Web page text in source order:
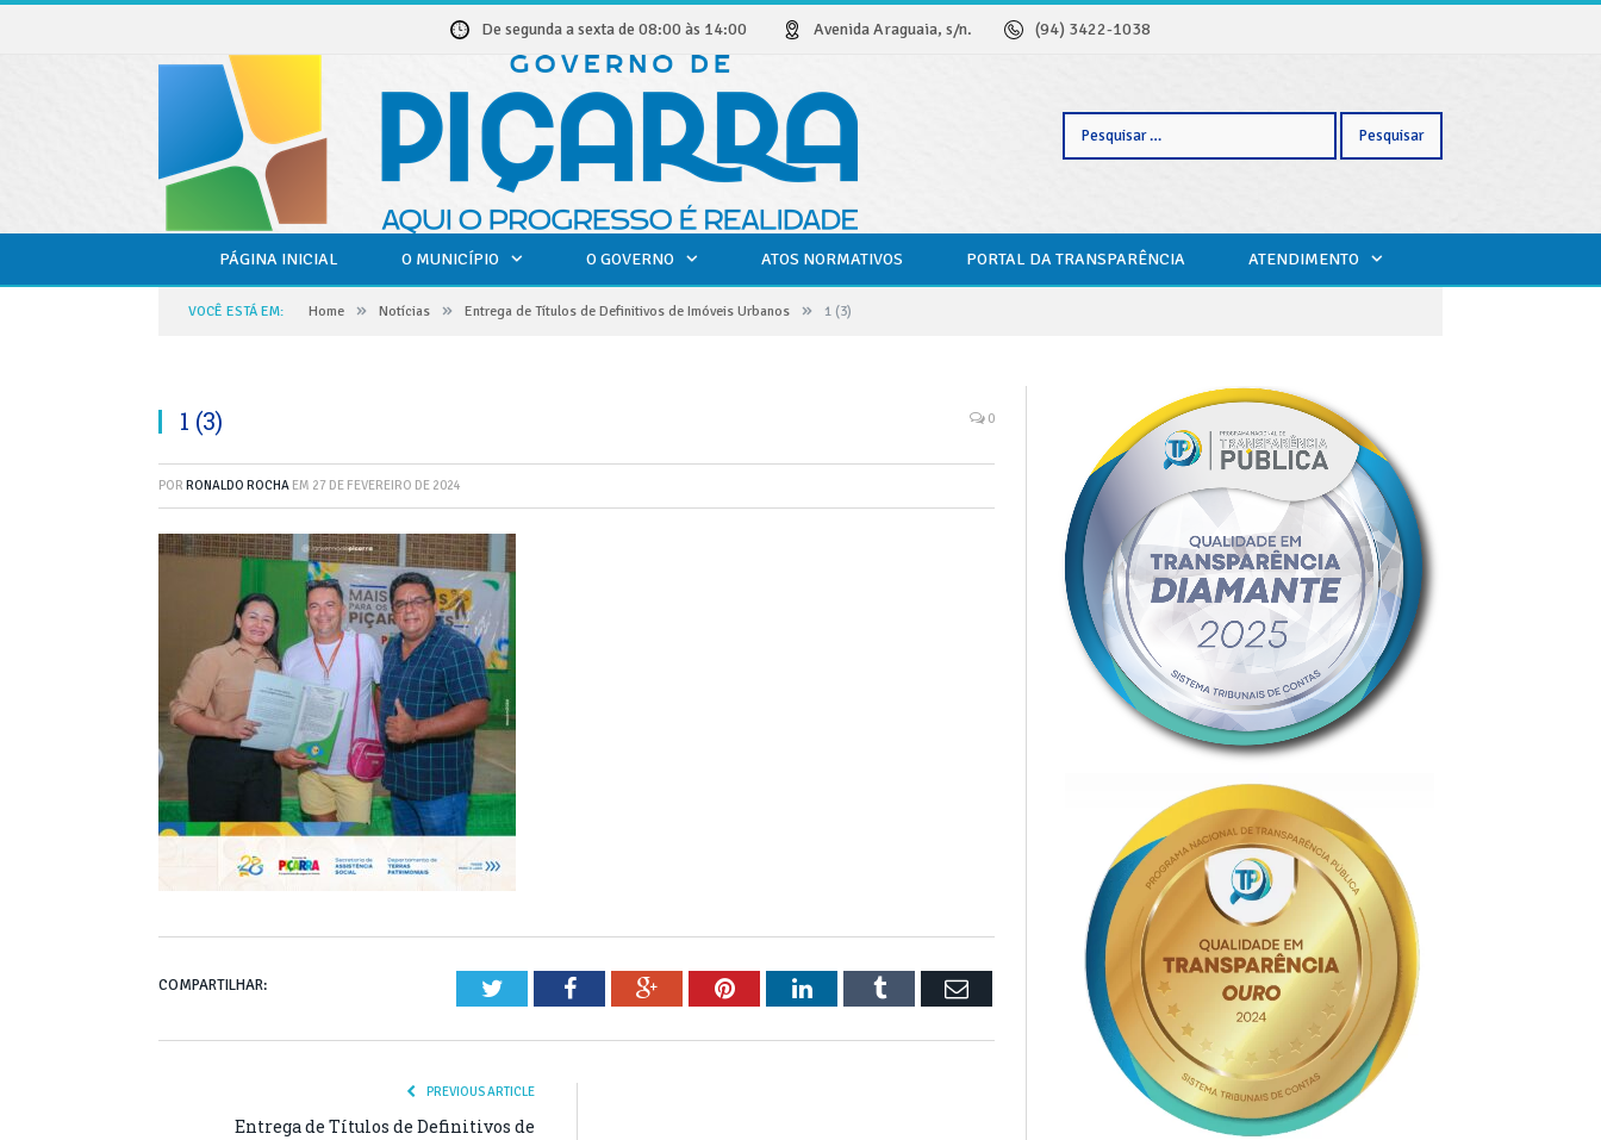
De segunda a sexta de 08:00 às 14:00 Avenida Araguaia, s/n. (94) 3422-1038
Pesquisar
PÁGINA INICIAL O MUNICÍPIO O GOVERNO ATOS NORMATIVOS PORTAL DA TRANSPARÊNCIA ATENDIMENTO
VOCÊ ESTÁ EM: Home » Notícias » Entrega de Títulos de Definitivos de Imóveis Urbanos » 1 (3)
1 (3) 0
POR RONALDO ROCHA EM 27 DE FEVEREIRO DE 2024
COMPARTILHAR: TwitterFacebookGoogle+PinterestLinkedInTumblr Email
PREVIOUS ARTICLE
Entrega de Títulos de Definitivos de